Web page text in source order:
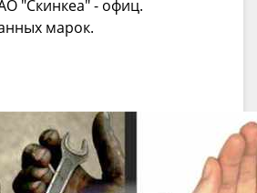
"Скинкеа" - офиц.
марок.